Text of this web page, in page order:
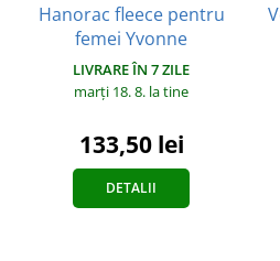
Hanorac fleece pentru
femei Yvonne
LIVRARE ÎN 7 ZILE
marți 18. 8. la tine
133,50 lei
DETALII